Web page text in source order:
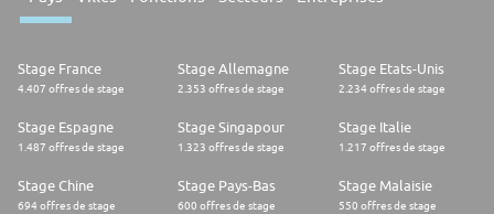
Stage France
4.407 offres de stage
Stage Allemagne
2.353 offres de stage
Stage Etats-Unis
2.234 offres de stage
Stage Espagne
1.487 offres de stage
Stage Singapour
1.323 offres de stage
Stage Italie
1.217 offres de stage
Stage Chine
694 offres de stage
Stage Pays-Bas
600 offres de stage
Stage Malaisie
550 offres de stage